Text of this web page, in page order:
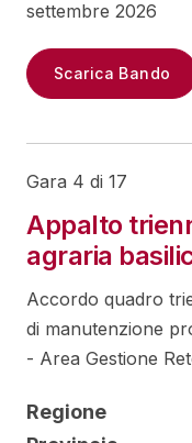
settembre 2026
Scarica Bando
Gara 4 di 17
Appalto
agraria
Accordo quadro
di manutenzione
- Area Gestione
Regione